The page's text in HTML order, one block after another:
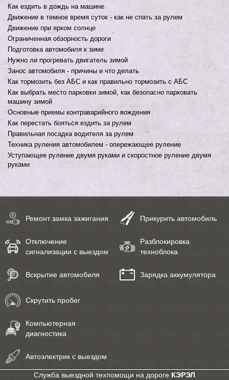
Как ездить в дождь на машине
Движение в темное время суток - как не спать за рулем
Движение при ярком солнце
Ограниченная обзорность дороги
Подготовка автомобиля к зиме
Нужно ли прогревать двигатель зимой
Занос автомобиля - причины и что делать
Как тормозить без АБС и как правильно тормозить с АБС
Как выбрать место парковки зимой, как безопасно парковать
машину зимой
Основные приемы контраварийного вождения
Как перестать бояться ездить за рулем
Правильная посадка водителя за рулем
Техника руления автомобилем - опережающее руление
Уступающее руление двумя руками и скоростное руление двумя
руками
Ремонт замка зажигания
Отключение
сигнализации с выездом
Вскрытие автомобиля
Прикурить автомобиль
Разблокировка
техноблока
Зарядка аккумулятора
Скрутить пробег
Компьютерная
диагностика
Автоэлектрик с выездом
Служба выездной техпомощи на дороге КЭРЭЛ